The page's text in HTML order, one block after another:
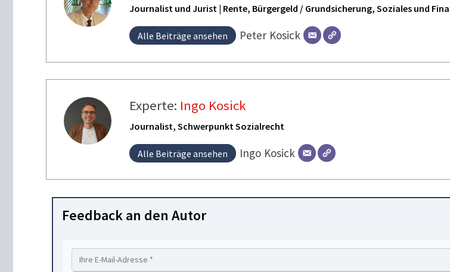
Journalist und Jurist | Rente, Bürgergeld / Grundsicherung, Soziales und
Alle Beiträge ansehen Peter Kosick
Experte: Ingo Kosick
Journalist, Schwerpunkt Sozialrecht
Alle Beiträge ansehen Ingo Kosick
Feedback an den Autor